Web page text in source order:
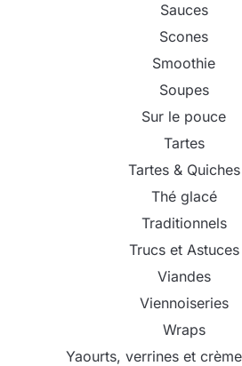
Sauces
Scones
Smoothie
Soupes
Sur le pouce
Tartes
Tartes & Quiches
Thé glacé
Traditionnels
Trucs et Astuces
Viandes
Viennoiseries
Wraps
Yaourts, verrines et